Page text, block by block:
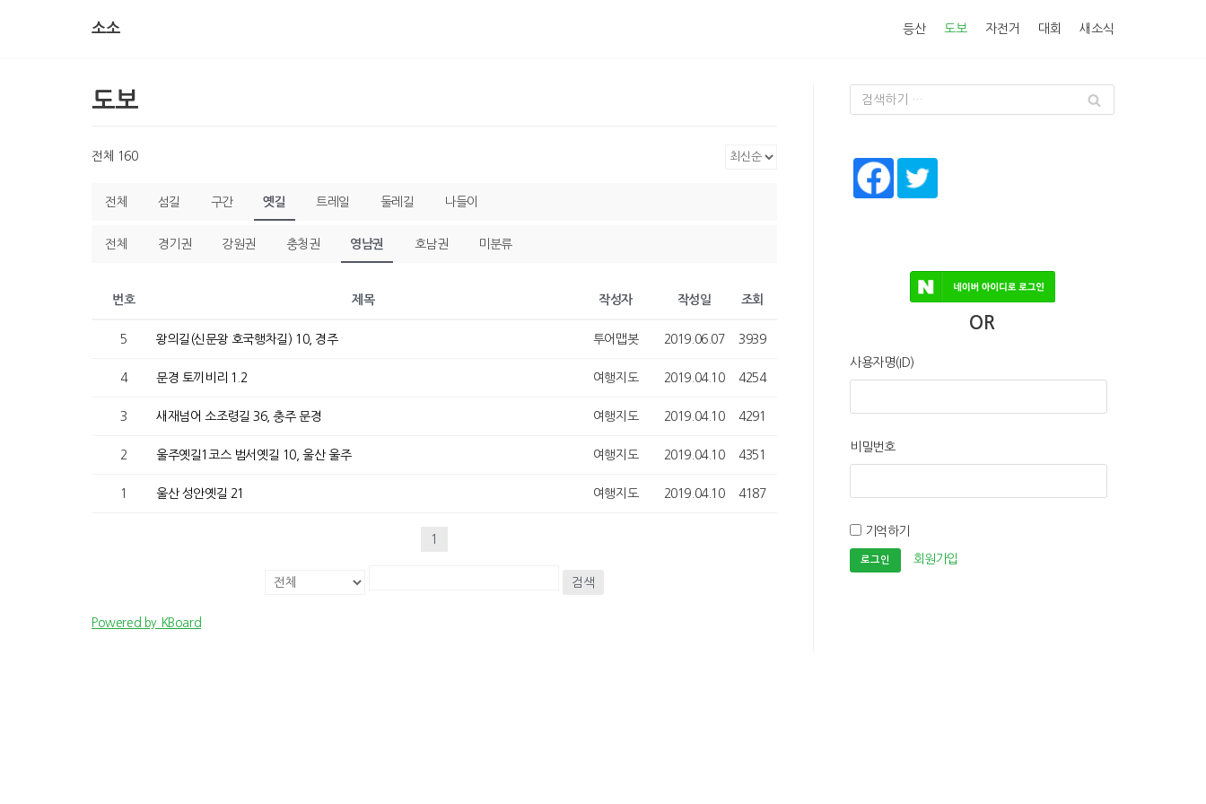
소소 등산 도보 자전거 대회 새소식
도보
전체 160
전체 섬길 구간 옛길 트레일 둘레길 나들이
전체 경기권 강원권 충청권 영남권 호남권 미분류
번호 제목 작성자 작성일 조회
5 왕의길(신문왕 호국행차길) 10, 경주 투어맵봇 2019.06.07 3939
4 문경 토끼비리 1.2 여행지도 2019.04.10 4254
3 새재넘어 소조령길 36, 충주 문경 여행지도 2019.04.10 4291
2 울주옛길1코스 범서옛길 10, 울산 울주 여행지도 2019.04.10 4351
1 울산 성안옛길 21 여행지도 2019.04.10 4187
1
검색
Powered by KBoard
OR
사용자명(ID)
비밀번호
기억하기
회원가입